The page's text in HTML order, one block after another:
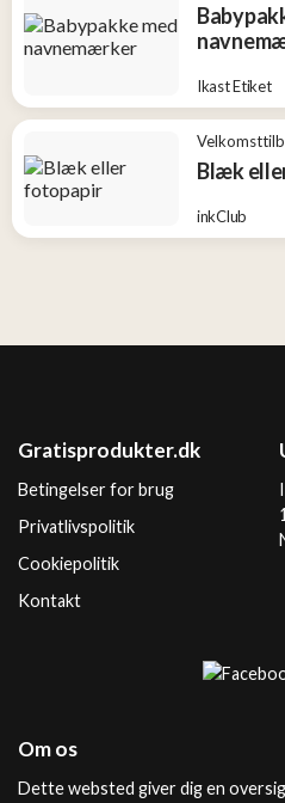
Ikast Etiket
Blæk
inkClub
Gratisprodukter.dk
Betingelser for brug
Privatlivspolitik
Cookiepolitik
Kontakt
Om os
Dette websted giver dig en